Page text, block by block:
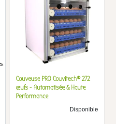
Couveuse PRO Couvitech® 272
œufs - Automatisée & Haute
Performance
Disponible